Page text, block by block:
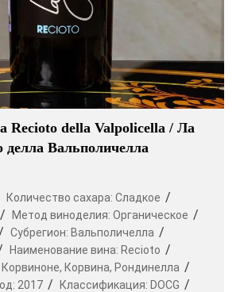
Recioto della Valpolicella / Ла
делла Вальполичелла
Количество сахара: Сладкое
Метод виноделия: Органическое
Субрегион: Вальполичелла
Наименование вина: Recioto
Корвиноне, Корвина, Рондинелла
2017 Классификация: DOCG